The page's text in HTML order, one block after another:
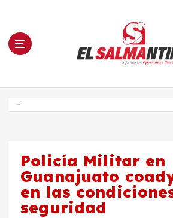
n El Salmantino -
Policía Militar en
Guanajuato
en las
seguridad